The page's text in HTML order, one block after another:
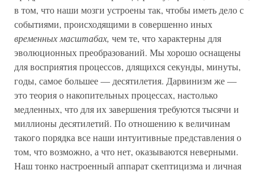
в том, что наши мозги устроены так, чтобы иметь дело с
событиями, происходящими в совершенно иных
временных масштабах, чем те, что характерны для
эволюционных преобразований. Мы хорошо оснащены
для восприятия процессов, длящихся секунды, минуты,
годы, самое большее — десятилетия. Дарвинизм же —
это теория о накопительных процессах, настолько
медленных, что для их завершения требуются тысячи и
миллионы десятилетий. По отношению к величинам
такого порядка все наши интуитивные представления о
том, что возможно, а что нет, оказываются неверными.
Наш тонко настроенный аппарат скептицизма и личная